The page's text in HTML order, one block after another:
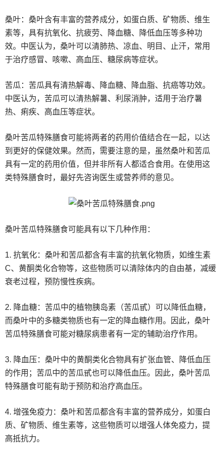
桑叶：桑叶含有丰富的营养成分，如蛋白质、矿物质、维生
素等，具有抗氧化、抗疲劳、降血糖、降低血压等多种功
效。中医认为，桑叶可以清肺热、凉血、明目、止汗，常用
于治疗感冒、咳嗽、高血压、糖尿病等症状。
苦瓜：苦瓜具有清热解毒、降血糖、降血脂、抗癌等功效。
中医认为，苦瓜可以清热解暑、利尿消肿，适用于治疗暑
热、痢疾、高血压等症状。
桑叶苦瓜特殊膳食可能将两者的药用价值结合在一起，以达
到更好的保健效果。然而，需要注意的是，虽然桑叶和苦瓜
具有一定的药用价值，但并非所有人都适合食用。在使用这
类特殊膳食时，最好先咨询医生或营养师的意见。
桑叶苦瓜特殊膳食可能具有以下几种作用：
1. 抗氧化：桑叶和苦瓜都含有丰富的抗氧化物质，如维生素
C、黄酮类化合物等，这些物质可以清除体内的自由基，减缓
衰老过程，预防慢性疾病。
2. 降血糖：苦瓜中的植物胰岛素（苦瓜甙）可以降低血糖，
而桑叶中的多糖类物质也有一定的降血糖作用。因此，桑叶
苦瓜特殊膳食可能对糖尿病患者有一定的辅助治疗作用。
3. 降血压：桑叶中的黄酮类化合物具有扩张血管、降低血压
的作用；苦瓜中的苦瓜甙也可以降低血压。因此，桑叶苦瓜
特殊膳食可能有助于预防和治疗高血压。
4. 增强免疫力：桑叶和苦瓜都含有丰富的营养成分，如蛋白
质、矿物质、维生素等，这些物质可以增强人体免疫力，提
高抵抗力。